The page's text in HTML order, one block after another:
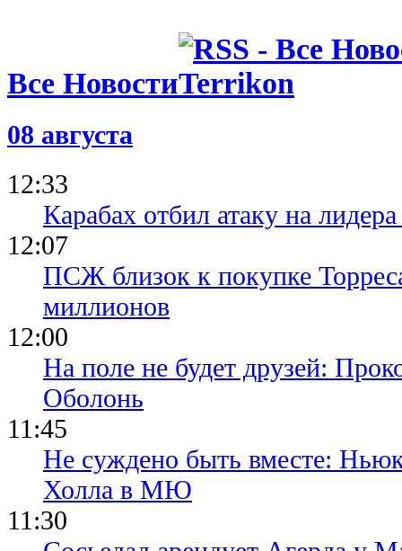
Все Новости
08 августа
12:33
Карабах отбил атаку на
12:07
ПСЖ близок к покупке
миллионов
12:00
На поле не будет друзей:
Оболонь
11:45
Не суждено быть вместе:
Холла в МЮ
11:30